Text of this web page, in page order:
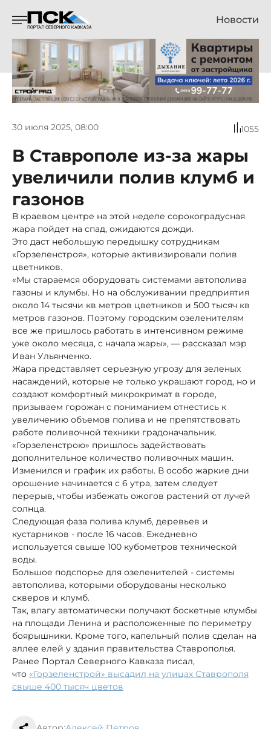
Новости
30 июля 2025, 08:00 1055
В Ставрополе из-за жары
увеличили полив клумб и
газонов
В краевом центре на этой неделе сорокоградусная
жара пойдет на спад, ожидаются дожди.
Это даст небольшую передышку сотрудникам
«Горзеленстроя», которые активизировали полив
цветников.
«Мы стараемся оборудовать системами автополива
газоны и клумбы. Но на обслуживании предприятия
около 14 тысячи кв метров цветников и 500 тысяч кв
метров газонов. Поэтому городским озеленителям
все же пришлось работать в интенсивном режиме
уже около месяца, с начала жары», — рассказал мэр
Иван Ульянченко.
Жара представляет серьезную угрозу для зеленых
насаждений, которые не только украшают город, но и
создают комфортный микрокримат в городе,
призываем горожан с пониманием отнестись к
увеличению объемов полива и не препятствовать
работе поливочной техники градоначальник.
«Горзеленстрою» пришлось задействовать
дополнительное количество поливочных машин.
Изменился и график их работы. В особо жаркие дни
орошение начинается с 6 утра, затем следует
перерыв, чтобы избежать ожогов растений от лучей
солнца.
Следующая фаза полива клумб, деревьев и
кустарников - после 16 часов. Ежедневно
используется свыше 100 кубометров технической
воды.
Большое подспорье для озеленителей - системы
автополива, которыми оборудованы несколько
скверов и клумб.
Так, влагу автоматически получают боскетные клумбы
на площади Ленина и расположенные по периметру
боярышники. Кроме того, капельный полив сделан на
аллее елей у здания правительства Ставрополья.
Ранее Портал Северного Кавказа писал,
что «Горзеленстрой» высадил на улицах Ставрополя
свыше 400 тысяч цветов